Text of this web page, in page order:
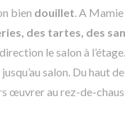
bien douillet . A
des tartes, des
le salon à
jusqu’au salon. Du haut
œuvrer au rez-de-